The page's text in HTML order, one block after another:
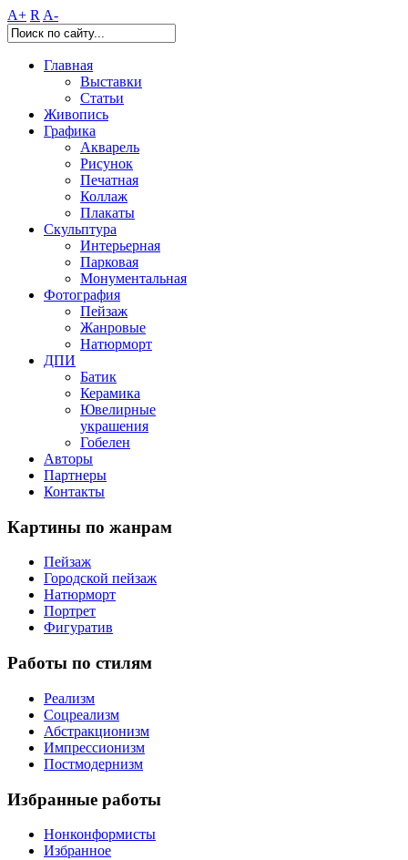
A+ R A-
Главная
Выставки
Статьи
Живопись
Графика
Акварель
Рисунок
Печатная
Коллаж
Плакаты
Скульптура
Интерьерная
Парковая
Монументальная
Фотография
Пейзаж
Жанровые
Натюрморт
ДПИ
Батик
Керамика
Ювелирные
украшения
Гобелен
Авторы
Партнеры
Контакты
Картины по жанрам
Пейзаж
Городской пейзаж
Натюрморт
Портрет
Фигуратив
Работы по стилям
Реализм
Соцреализм
Абстракционизм
Импрессионизм
Постмодернизм
Избранные работы
Нонконформисты
Избранное